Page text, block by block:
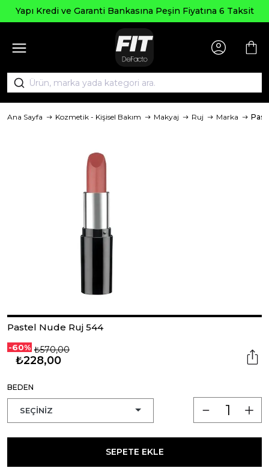
Yapı Kredi ve Garanti Bankasına Peşin Fiyatına 6 Taksit
Ana Sayfa Kozmetik - Kişisel Bakım Makyaj Ruj Marka
Pastel Nude Ruj 544
-60% ₺570,00
₺228,00
BEDEN
SEPETE EKLE